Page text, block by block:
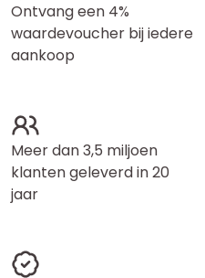
Ontvang een 4%
waardevoucher bij iedere
aankoop
Meer dan 3,5 miljoen
klanten geleverd in 20
jaar